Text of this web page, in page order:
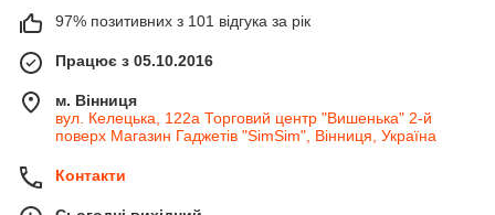
97% позитивних з 101 відгука за рік
Працює з 05.10.2016
м. Вінниця
вул. Келецька, 122а Торговий центр "Вишенька" 2-й
поверх Магазин Гаджетів "SimSim", Вінниця, Україна
Контакти